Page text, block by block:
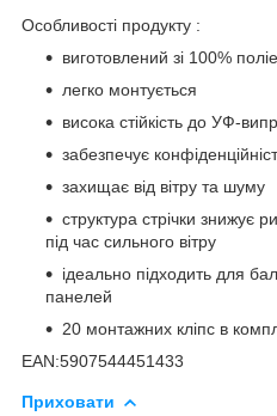
Особливості продукту :
виготовлений зі 100%
легко монтується
висока стійкість до УФ-
забезпечує
захищає від вітру та шуму
структура стрічки знижує
під час сильного вітру
ідеально підходить для
панелей
20 монтажних кліпс в
EAN:5907544451433
Приховати